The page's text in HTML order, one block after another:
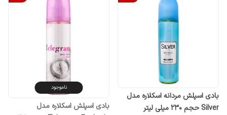
بادی اسپلش مردانه اسکلاره مدل
Silver حجم 230 میلی لیتر
ناموجود
بادی اسپلش اسکلاره مدل